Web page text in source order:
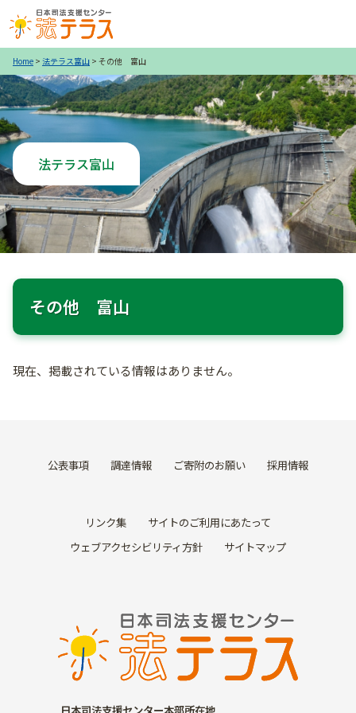
Home > 法テラス富山 > その他 富山
法テラス富山
その他 富山
現在、掲載されている情報はありません。
公表事項 調達情報 ご寄附のお願い 採用情報
リンク集
サイトのご利用にあたって
ウェブアクセシビリティ方針
サイトマップ